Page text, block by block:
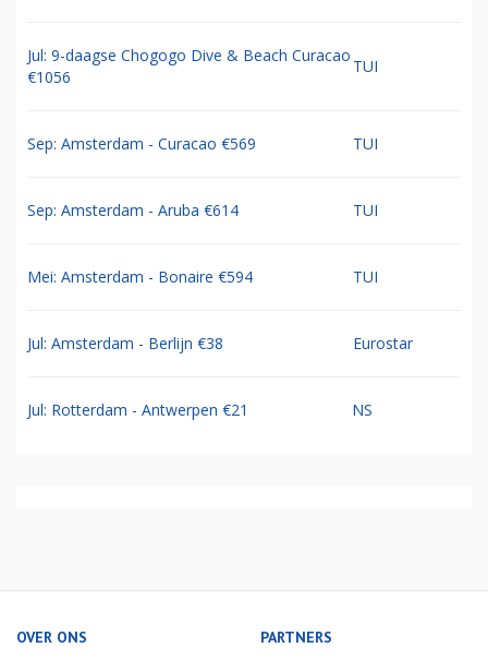
Jul: 9-daagse Chogogo Dive & Beach Curacao
€1056
TUI
Sep: Amsterdam - Curacao €569 TUI
Sep: Amsterdam - Aruba €614 TUI
Mei: Amsterdam - Bonaire €594 TUI
Jul: Amsterdam - Berlijn €38 Eurostar
Jul: Rotterdam - Antwerpen €21 NS
OVER ONS PARTNERS